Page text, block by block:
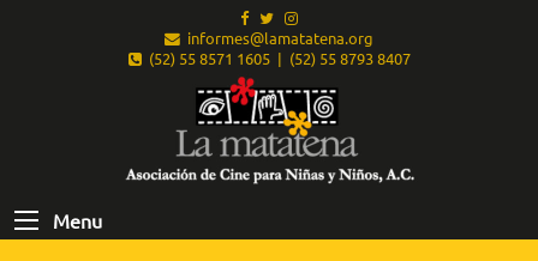
informes@lamatatena.org
(52) 55 8571 1605 | (52) 55 8793 8407
Menu